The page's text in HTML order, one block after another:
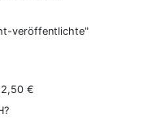
veröffentlichte"
€